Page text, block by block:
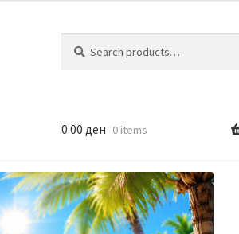
for:
0.00 ден 0 items